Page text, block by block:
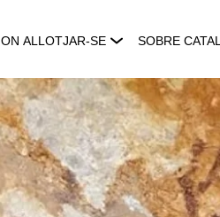
ON ALLOTJAR-SE SOBRE